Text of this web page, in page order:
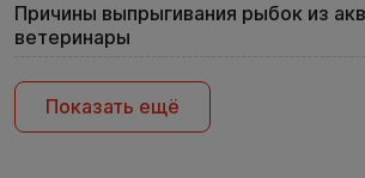
Причины выпрыгивания рыбок из
ветеринары
Показать ещё